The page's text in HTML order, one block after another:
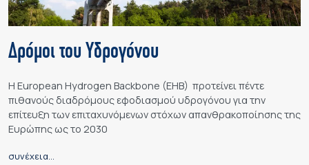
Δρόμοι του Υδρογόνου
Η European Hydrogen Backbone (EHB) προτείνει πέντε
πιθανούς διαδρόμους εφοδιασμού υδρογόνου για την
επίτευξη των επιταχυνόμενων στόχων απανθρακοποίησης της
Ευρώπης ως το 2030
συνέχεια…